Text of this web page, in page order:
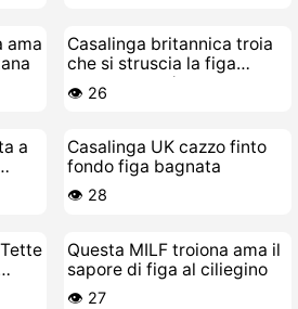
ama
Casalinga britannica troia
che si struscia la figa
mentre guarda porcate
👁️ 26
a
Casalinga UK cazzo finto
fondo figa bagnata
👁️ 28
Questa MILF troiona ama il
sapore di figa al ciliegino
👁️ 27